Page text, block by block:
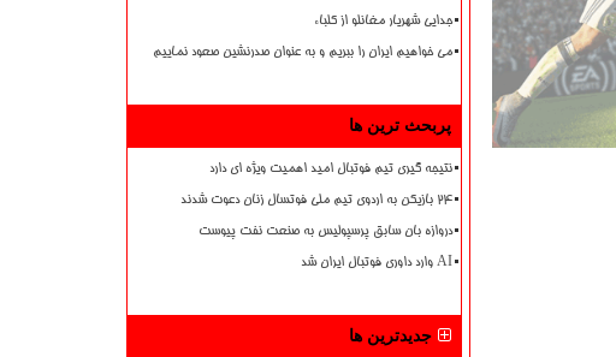
جدایی شهریار مغانلو از کلباء
می خواهیم ایران را ببریم و به عنوان صدرنشین صعود نماییم
پربحث ترین ها
نتیجه گیری تیم فوتبال امید اهمیت ویژه ای دارد
۲۴ بازیکن به اردوی تیم ملی فوتسال زنان دعوت شدند
دروازه بان سابق پرسپولیس به صنعت نفت پیوست
AI وارد داوری فوتبال ایران شد
جدیدترین ها